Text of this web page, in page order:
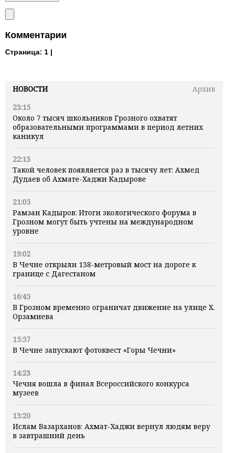
НОВОСТИ
Архив
23:15
Около 7 тысяч школьников Грозного охватят
образовательными программами в период летних
каникул
22:13
Такой человек появляется раз в тысячу лет: Ахмед
Дудаев об Ахмате-Хаджи Кадырове
21:05
Рамзан Кадыров: Итоги экологического форума в
Грозном могут быть учтены на международном
уровне
19:02
В Чечне открыли 138-метровый мост на дороге к
границе с Дагестаном
16:45
В Грозном временно ограничат движение на улице Х.
Орзамиева
15:57
В Чечне запускают фотоквест «Горы Чечни»
14:23
Чечня вошла в финал Всероссийского конкурса
музеев
13:20
Ислам Вазарханов: Ахмат-Хаджи вернул людям веру
в завтрашний день
Комментарии
Страница: 1 |